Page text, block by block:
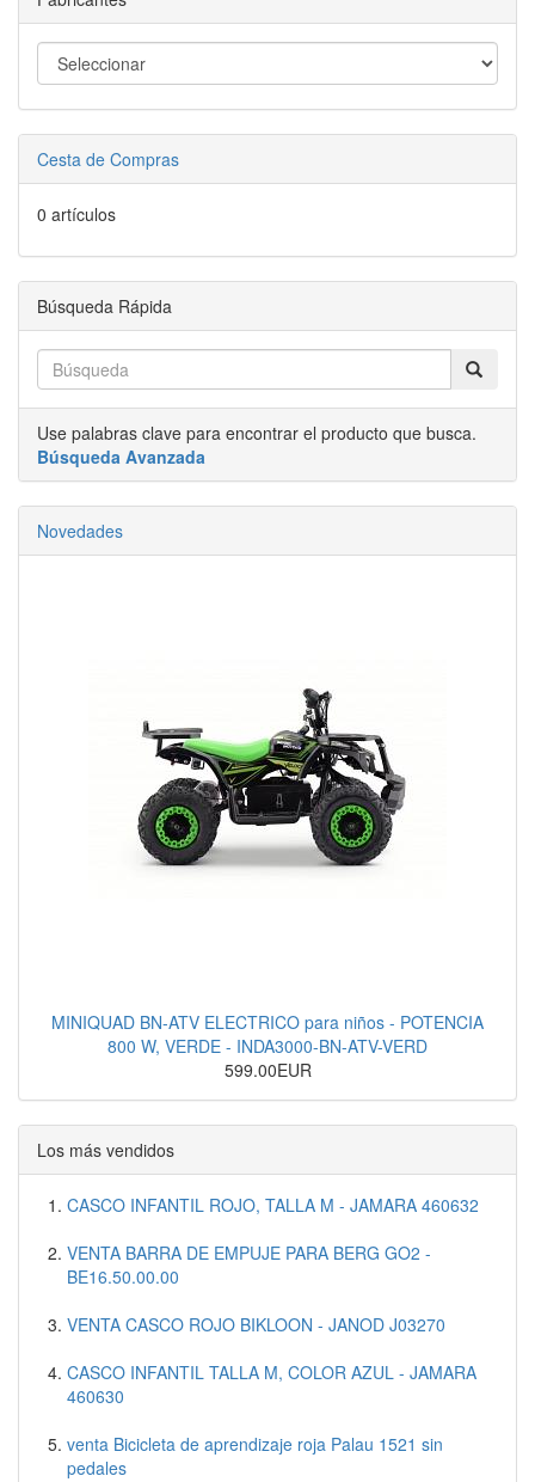
Cesta de Compras
0 artículos
Búsqueda Rápida
Use palabras clave para encontrar el producto que busca.
Búsqueda Avanzada
Novedades
MINIQUAD BN-ATV ELECTRICO para niños - POTENCIA
800 W, VERDE - INDA3000-BN-ATV-VERD
599.00EUR
Los más vendidos
CASCO INFANTIL ROJO, TALLA M - JAMARA 460632
VENTA BARRA DE EMPUJE PARA BERG GO2 -
BE16.50.00.00
VENTA CASCO ROJO BIKLOON - JANOD J03270
CASCO INFANTIL TALLA M, COLOR AZUL - JAMARA
460630
venta Bicicleta de aprendizaje roja Palau 1521 sin
pedales